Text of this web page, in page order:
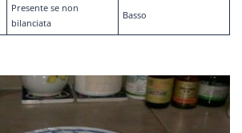
Presente se non
bilanciata
Basso